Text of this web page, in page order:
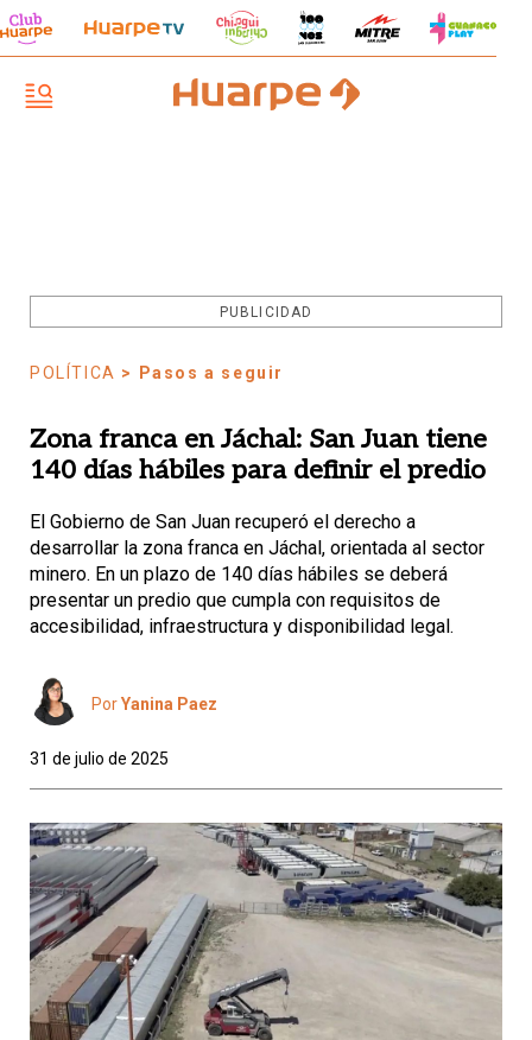
PUBLICIDAD
POLÍTICA > Pasos a seguir
Zona franca en Jáchal: San Juan tiene
140 días hábiles para definir el predio
El Gobierno de San Juan recuperó el derecho a
desarrollar la zona franca en Jáchal, orientada al sector
minero. En un plazo de 140 días hábiles se deberá
presentar un predio que cumpla con requisitos de
accesibilidad, infraestructura y disponibilidad legal.
PorYanina Paez
31 de julio de 2025